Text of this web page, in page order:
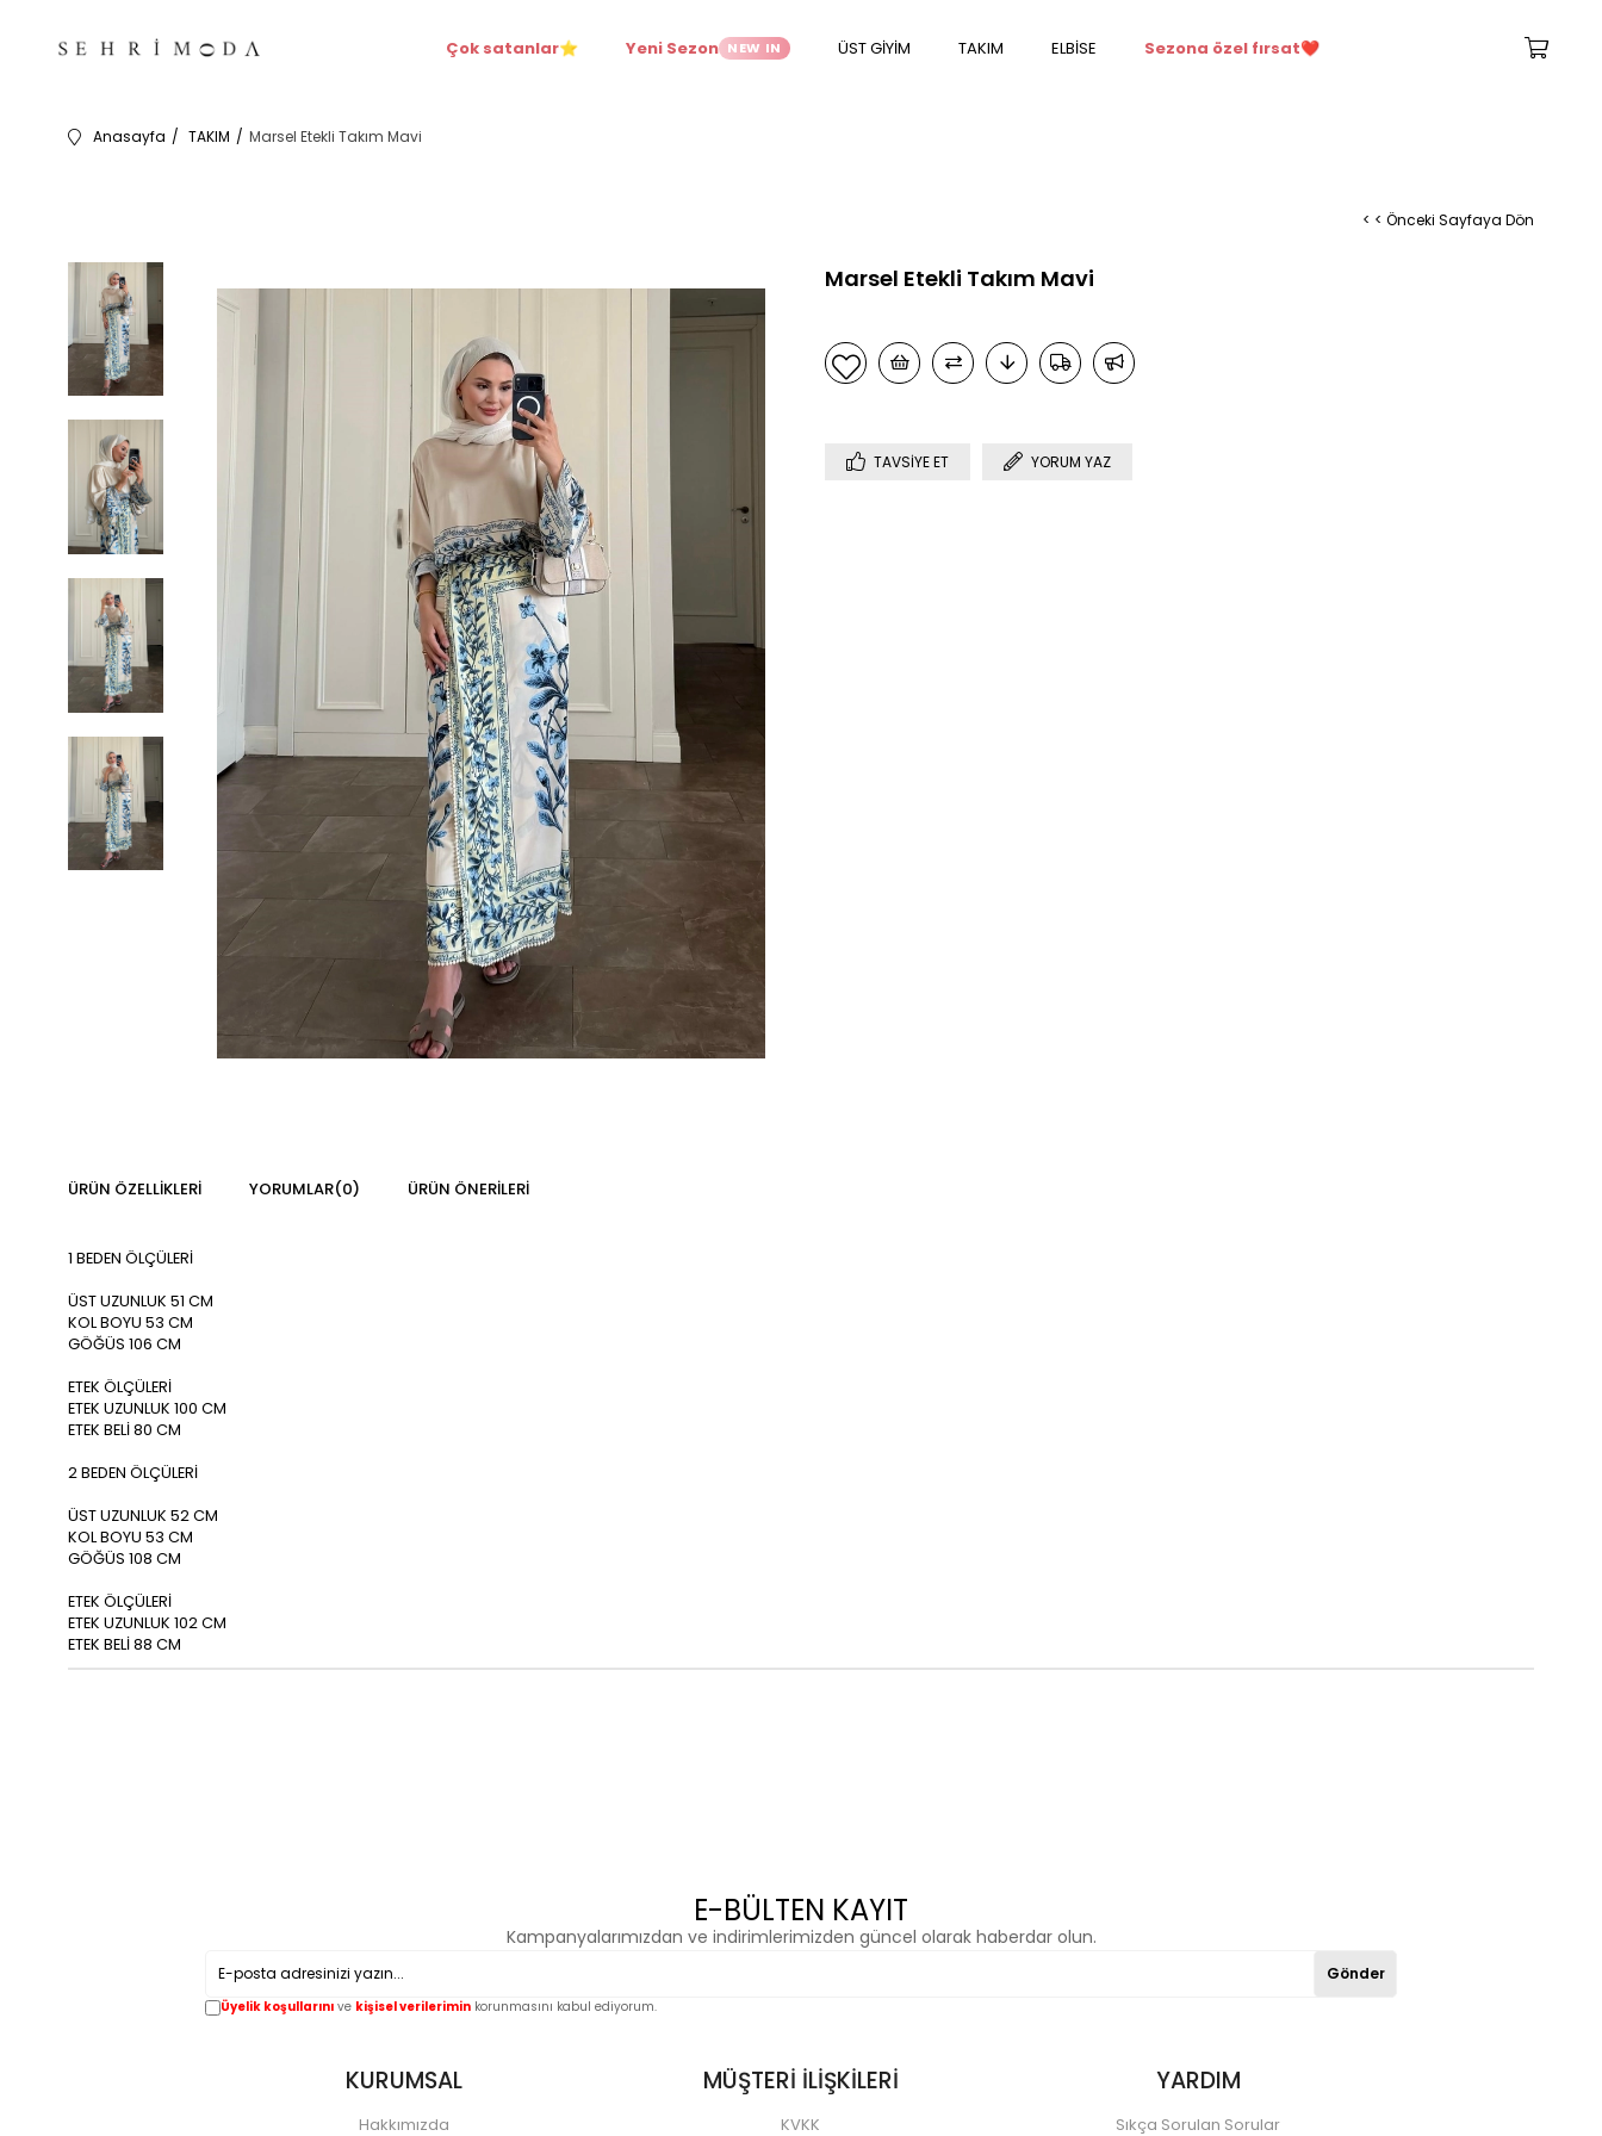
Çok satanlar⭐ Yeni Sezon NEW IN ÜST GİYİM TAKIM ELBİSE Sezona özel fırsat❤️
Anasayfa TAKIM Marsel Etekli Takım Mavi
< < Önceki Sayfaya Dön
Marsel Etekli Takım Mavi
TAVSIYE ET YORUM YAZ
ÜRÜN ÖZELLIKLERI YORUMLAR(0) ÜRÜN ÖNERILERI
1 BEDEN ÖLÇÜLERİ
ÜST UZUNLUK 51 CM
KOL BOYU 53 CM
GÖĞÜS 106 CM
ETEK ÖLÇÜLERİ
ETEK UZUNLUK 100 CM
ETEK BELİ 80 CM
2 BEDEN ÖLÇÜLERİ
ÜST UZUNLUK 52 CM
KOL BOYU 53 CM
GÖĞÜS 108 CM
ETEK ÖLÇÜLERİ
ETEK UZUNLUK 102 CM
ETEK BELİ 88 CM
E-BÜLTEN KAYIT
Kampanyalarımızdan ve indirimlerimizden güncel olarak haberdar olun.
Gönder
Üyelik koşullarını ve kişisel verilerimin korunmasını kabul ediyorum.
KURUMSAL
Hakkımızda
MÜŞTERİ İLİŞKİLERİ
KVKK
YARDIM
Sıkça Sorulan Sorular